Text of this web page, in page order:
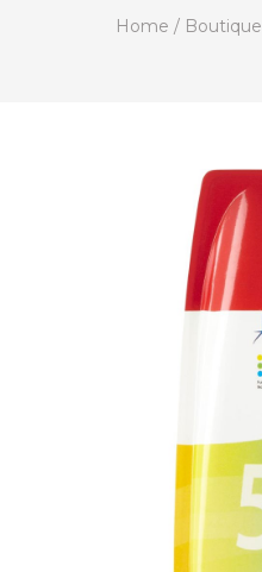
Home / Boutique